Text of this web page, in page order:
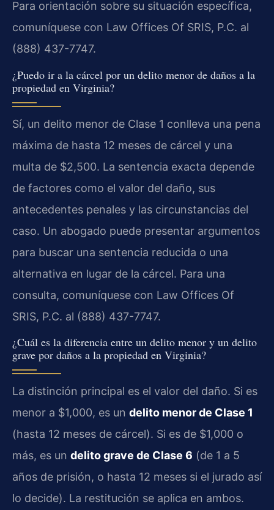
Para orientación sobre su situación específica,
comuníquese con Law Offices Of SRIS, P.C. al
(888) 437-7747.
¿Puedo ir a la cárcel por un delito menor de daños a la
propiedad en Virginia?
Sí, un delito menor de Clase 1 conlleva una pena
máxima de hasta 12 meses de cárcel y una
multa de $2,500. La sentencia exacta depende
de factores como el valor del daño, sus
antecedentes penales y las circunstancias del
caso. Un abogado puede presentar argumentos
para buscar una sentencia reducida o una
alternativa en lugar de la cárcel. Para una
consulta, comuníquese con Law Offices Of
SRIS, P.C. al (888) 437-7747.
¿Cuál es la diferencia entre un delito menor y un delito
grave por daños a la propiedad en Virginia?
La distinción principal es el valor del daño. Si es
menor a $1,000, es un delito menor de Clase 1
(hasta 12 meses de cárcel). Si es de $1,000 o
más, es un delito grave de Clase 6 (de 1 a 5
años de prisión, o hasta 12 meses si el jurado así
lo decide). La restitución se aplica en ambos.